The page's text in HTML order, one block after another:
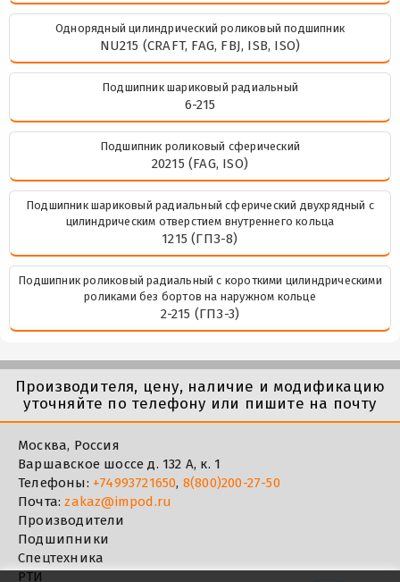
Однорядный цилиндрический роликовый подшипник
NU215 (CRAFT, FAG, FBJ, ISB, ISO)
Подшипник шариковый радиальный
6-215
Подшипник роликовый сферический
20215 (FAG, ISO)
Подшипник шариковый радиальный сферический двухрядный с
цилиндрическим отверстием внутреннего кольца
1215 (ГПЗ-8)
Подшипник роликовый радиальный с короткими цилиндрическими
роликами без бортов на наружном кольце
2-215 (ГПЗ-3)
Производителя, цену, наличие и модификацию
уточняйте по телефону или пишите на почту
Москва, Россия
Варшавское шоссе д. 132 А, к. 1
Телефоны: +74993721650, 8(800)200-27-50
Почта:zakaz@impod.ru
Производители
Подшипники
Спецтехника
РТИ